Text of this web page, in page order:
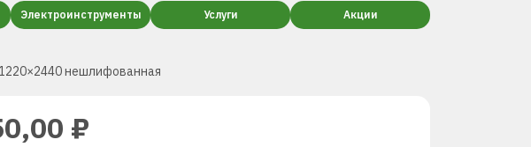
Электроинструменты Услуги Акции
нешлифованная
₽